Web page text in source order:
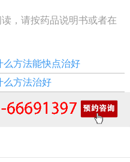
，请按药品说明书或者在
么方法能快点治好
么方法治好